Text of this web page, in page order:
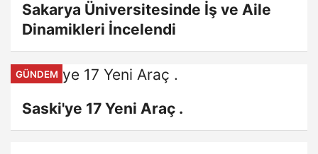
Sakarya Üniversitesinde İş ve Aile
Dinamikleri İncelendi
GÜNDEM
Saski'ye 17 Yeni Araç .